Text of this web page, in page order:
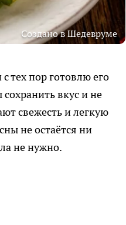
Создано в Шедевруме
тех пор готовлю его
вкус и не
свежесть и легкую
не остаётся ни
не нужно.